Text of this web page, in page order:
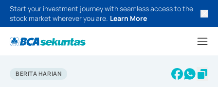
Start your investment journey with seamless access to the
stock market wherever you are. Learn More
BERITA HARIAN